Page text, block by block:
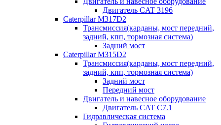
Двигатель CAT 3196
Caterpillar M317D2
Трансмиссия(карданы, мост передний,
задний, кпп, тормозная система)
Задний мост
Caterpillar M315D2
Трансмиссия(карданы, мост передний,
задний, кпп, тормозная система)
Задний мост
Передний мост
Двигатель и навесное оборудование
Двигатель CAT C7.1
Гидравлическая система